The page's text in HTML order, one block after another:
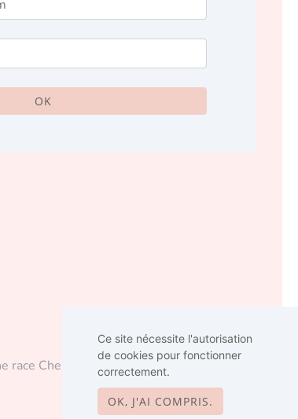
OK
race Cherubim -Mentions légales
Ce site nécessite l'autorisation
de cookies pour fonctionner
correctement.
OK, J'AI COMPRIS.